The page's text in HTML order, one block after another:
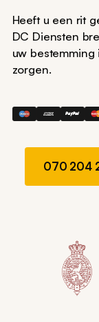
Heeft u een rit
DC Diensten
uw
zorgen.
070 204